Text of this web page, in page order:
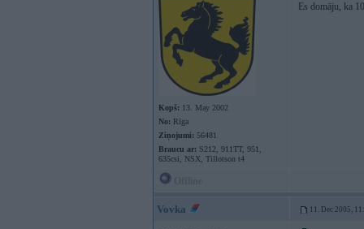
Kopš: 13. May 2002
No: Rīga
Ziņojumi: 56481
Braucu ar: S212, 911TT, 951,
635csi, NSX, Tillotson t4
Es domāju, ka
Vovka 11. Dec 2005,